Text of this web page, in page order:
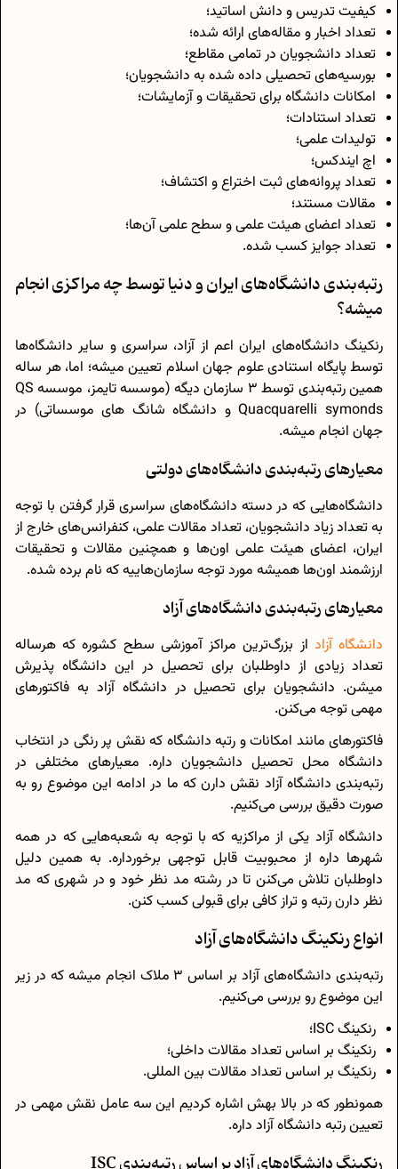
کیفیت تدریس و دانش اساتید؛
تعداد اخبار و مقاله‌های ارائه شده؛
تعداد دانشجویان در تمامی مقاطع؛
بورسیه‌های تحصیلی داده شده به دانشجویان؛
امکانات دانشگاه برای تحقیقات و آزمایشات؛
تعداد استنادات؛
تولیدات علمی؛
اچ ایندکس؛
تعداد پروانه‌های ثبت اختراع و اکتشاف؛
مقالات مستند؛
تعداد اعضای هیئت علمی و سطح علمی آن‌ها؛
تعداد جوایز کسب شده.
رتبه‌بندی دانشگاه‌های ایران و دنیا توسط چه مراکزی انجام
میشه؟
رنکینگ دانشگاه‌های ایران اعم از آزاد، سراسری و سایر دانشگاه‌ها
توسط پایگاه استنادی علوم جهان اسلام تعیین میشه؛ اما، هر ساله
همین رتبه‌بندی توسط 3 سازمان دیگه (موسسه تایمز، موسسه QS
Quacquarelli symonds و دانشگاه شانگ های موسساتی) در
جهان انجام میشه.
معیارهای رتبه‌بندی دانشگاه‌های دولتی
دانشگاه‌هایی که در دسته دانشگاه‌های سراسری قرار گرفتن با توجه
به تعداد زیاد دانشجویان، تعداد مقالات علمی، کنفرانس‌های خارج از
ایران، اعضای هیئت علمی اون‌ها و همچنین مقالات و تحقیقات
ارزشمند اون‌ها همیشه مورد توجه سازمان‌هاییه که نام برده شده.
معیارهای رتبه‌بندی دانشگاه‌های آزاد
دانشگاه آزاد از بزرگ‌ترین مراکز آموزشی سطح کشوره که هرساله
تعداد زیادی از داوطلبان برای تحصیل در این دانشگاه پذیرش
میشن. دانشجویان برای تحصیل در دانشگاه آزاد به فاکتور‌های
مهمی توجه می‌کنن.
فاکتور‌های مانند امکانات و رتبه دانشگاه که نقش پر رنگی در انتخاب
دانشگاه محل تحصیل دانشجویان داره. معیار‌های مختلفی در
رتبه‌بندی دانشگاه آزاد نقش دارن که ما در ادامه این موضوع رو به
صورت دقیق بررسی می‌کنیم.
دانشگاه آزاد یکی از مراکزیه که با توجه به شعبه‌هایی که در همه
شهر‌ها داره از محبوبیت قابل توجهی برخورداره. به همین دلیل
داوطلبان تلاش می‌کنن تا در رشته مد نظر خود و در شهری که مد
نظر دارن رتبه و تراز کافی برای قبولی کسب کنن.
انواع رنکینگ دانشگاه‌های آزاد
رتبه‌بندی دانشگاه‌های آزاد بر اساس 3 ملاک‌ انجام میشه که در زیر
این موضوع رو بررسی می‌کنیم.
رنکینگ ISC؛
رنکینگ بر اساس تعداد مقالات داخلی؛
رنکینگ بر اساس تعداد مقالات بین المللی.
همونطور که در بالا بهش اشاره کردیم این سه عامل نقش مهمی در
تعیین رتبه دانشگاه آزاد داره.
رنکینگ دانشگاه‌های آزاد بر اساس رتبه‌بندی ISC